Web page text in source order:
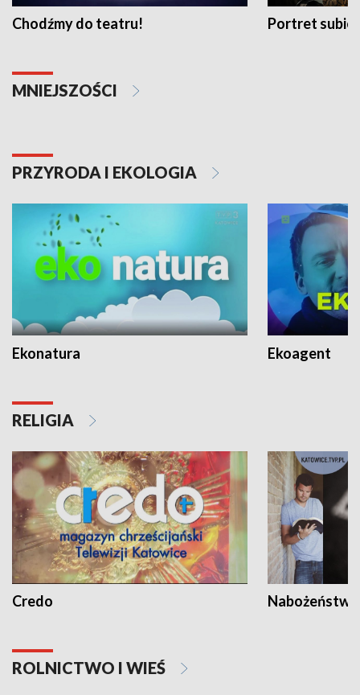
Chodźmy do teatru! Portret
MNIEJSZOŚCI
PRZYRODA I EKOLOGIA
Ekonatura Ekoagent
RELIGIA
Credo
ROLNICTWO I WIEŚ